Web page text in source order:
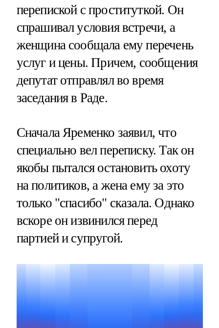
перепиской с проституткой. Он
спрашивал условия встречи, а
женщина сообщала ему перечень
услуг и цены. Причем, сообщения
депутат отправлял во время
заседания в Раде.
Сначала Яременко заявил, что
специально вел переписку. Так он
якобы пытался остановить охоту
на политиков, а жена ему за это
только "спасибо" сказала. Однако
вскоре он извинился перед
партией и супругой.